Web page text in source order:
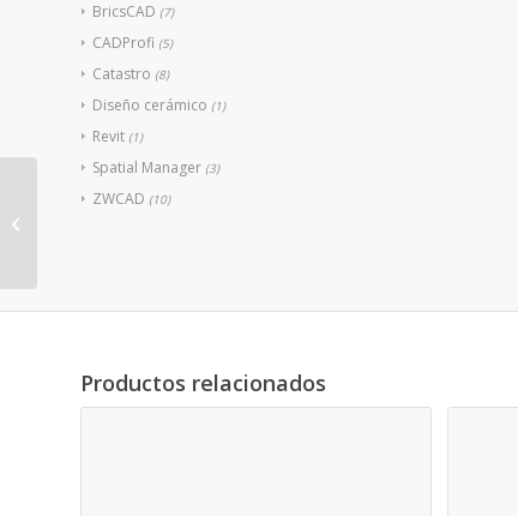
BricsCAD (7)
CADProfi (5)
Catastro (8)
Diseño cerámico (1)
Revit (1)
Spatial Manager (3)
ZWCAD (10)
Productos relacionados